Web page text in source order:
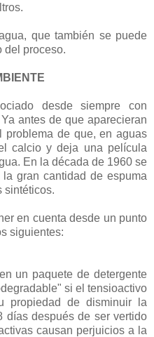
que también se puede
del proceso.
desde siempre con
antes de que aparecieran
problema de que, en aguas
calcio y deja una película
En la década de 1960 se
gran cantidad de espuma
sintéticos.
en cuenta desde un punto
siguientes:
un paquete de detergente
si el tensioactivo
propiedad de disminuir la
días después de ser vertido
causan perjuicios a la